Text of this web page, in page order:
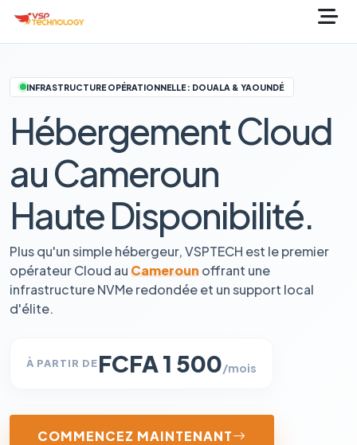
INFRASTRUCTURE OPÉRATIONNELLE : DOUALA & YAOUNDÉ
Hébergement Cloud
au Cameroun
Haute Disponibilité.
Plus qu'un simple hébergeur, VSPTECH est le premier
opérateur Cloud au Cameroun offrant une
infrastructure NVMe redondée et un support local
d'élite.
À PARTIR DEFCFA 1 500/mois
COMMENCEZ MAINTENANT